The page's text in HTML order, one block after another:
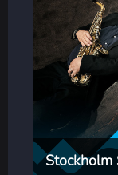
Stockholm